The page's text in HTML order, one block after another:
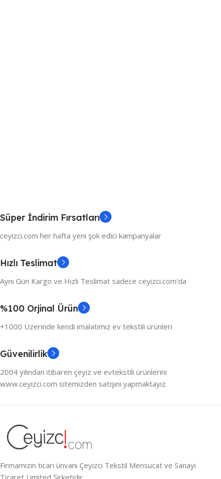
Süper İndirim Fırsatları
ceyizci.com her hafta yeni şok edici kampanyalar
Hızlı Teslimat
Aynı Gün Kargo ve Hızlı Teslimat sadece ceyizci.com'da
%100 Orjinal Ürün
+1000 Üzerinde kendi imalatımız ev tekstili ürünleri
Güvenilirlik
2004 yılından itibaren çeyiz ve evtekstili ürünlerini
www.ceyizci.com sitemizden satışını yapmaktayız.
Firmamızın ticari ünvanı Çeyizci Tekstil Mensucat ve Sanayi
Ticaret Limited Şirketidir.